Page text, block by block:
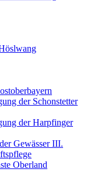
der Schonstetter
der Harpfinger
Gewässer III.
Oberland